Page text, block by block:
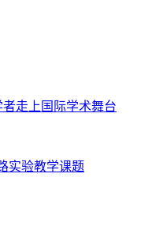
走上国际学术舞台
实验教学课题